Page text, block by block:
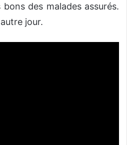
des malades assurés.
jour.